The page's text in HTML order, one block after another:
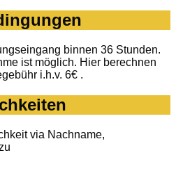
binnen 36 Stunden.
ist möglich. Hier berechnen
i.h.v. 6€ .
via Nachname,